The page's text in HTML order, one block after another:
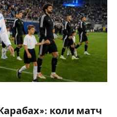
коли матч